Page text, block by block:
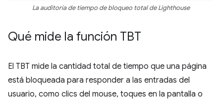
La auditoría de tiempo de bloqueo total de Lighthouse
Qué mide la función TBT
El TBT mide la cantidad total de tiempo que una página
está bloqueada para responder a las entradas del
usuario, como clics del mouse, toques en la pantalla o